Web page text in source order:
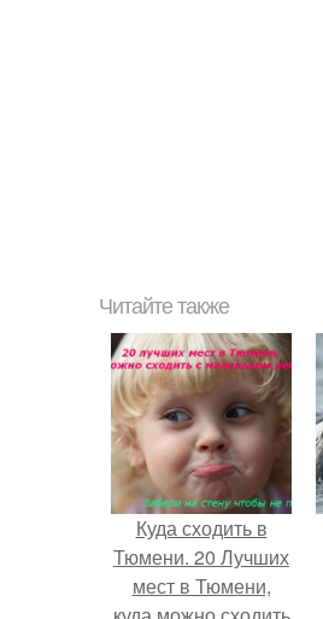
Читайте также
Куда сходить в
Тюмени. 20 Лучших
мест в Тюмени,